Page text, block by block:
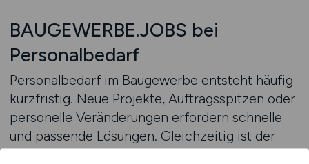
BAUGEWERBE.JOBS bei
Personalbedarf
Personalbedarf im Baugewerbe entsteht häufig
kurzfristig. Neue Projekte, Auftragsspitzen oder
personelle Veränderungen erfordern schnelle
und passende Lösungen. Gleichzeitig ist der
Markt angespannt, und geeignete Arbeitskräfte